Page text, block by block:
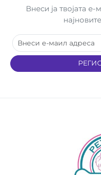
Внеси ја твојата